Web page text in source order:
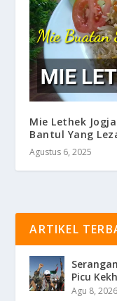
Mie Lethek
Bantul Yang
Agustus 6, 2025
ARTIKEL
Picu
Agu 8, 2026